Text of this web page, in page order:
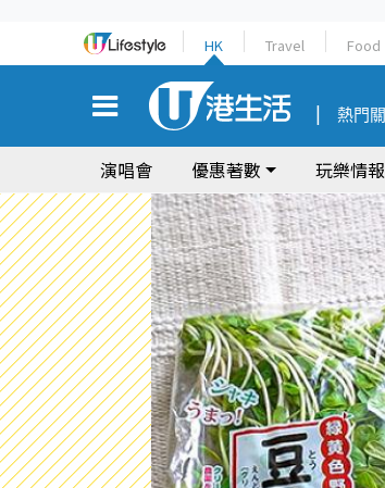
HK Travel Food
熱門
演唱會 優惠著數 玩樂情報